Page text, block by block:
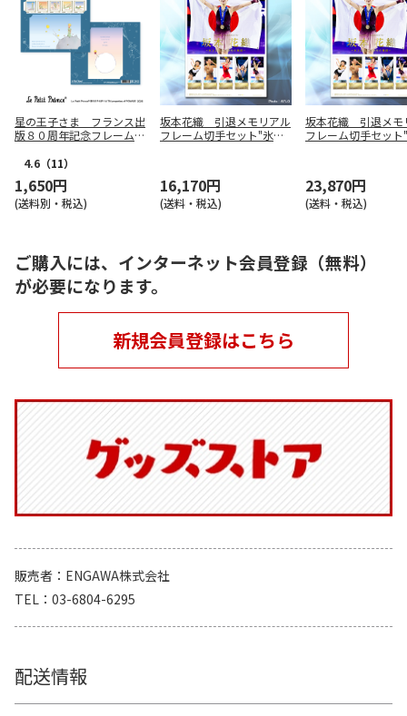
星の王子さま フランス出
版８０周年記念フレーム切
4.6 （11）
1,650円
(送料別・税込)
坂本花織 引退メモリアル
フレーム切手セット"氷上
16,170円
(送料・税込)
坂本花織 引退メモ
フレーム切手セット
23,870円
(送料・税込)
ご購入には、インターネット会員登録（無料）
が必要になります。
新規会員登録はこちら
販売者
ENGAWA株式会社
TEL
03-6804-6295
配送情報